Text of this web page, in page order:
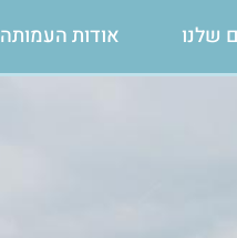
שלנו אודות העמותה